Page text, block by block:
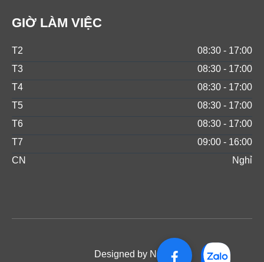
GIỜ LÀM VIỆC
T2
08:30 - 17:00
T3
08:30 - 17:00
T4
08:30 - 17:00
T5
08:30 - 17:00
T6
08:30 - 17:00
T7
09:00 - 16:00
CN
Nghỉ
Designed by NOS